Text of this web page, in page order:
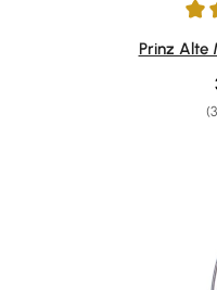
Average rating of 4.96
Prinz Alte